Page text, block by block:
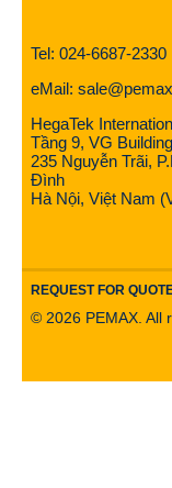
Tel: 024-6687-2330
eMail:
HegaTek
Tầng 9, VG
235 Nguyễn Trãi,
Đình
Hà Nội, Việt Nam
REQUEST FOR
© 2026 PEMAX. All